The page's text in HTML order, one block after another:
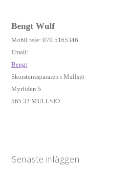
Bengt Wulf
Mobil tele: 070 5165346
Email:
Bengt
Skorstensspararen i Mullsjö
Myrliden 5
565 32 MULLSJÖ
Senaste inläggen